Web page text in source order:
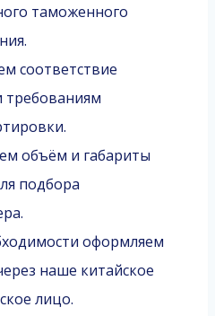
таможенного
соответствие
требованиям
объём и габариты
подбора
оформляем
наше китайское
лицо.